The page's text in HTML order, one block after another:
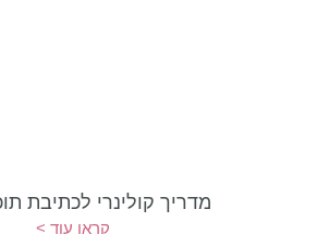
מדריך קולינרי לכתיבת
קראו עוד >